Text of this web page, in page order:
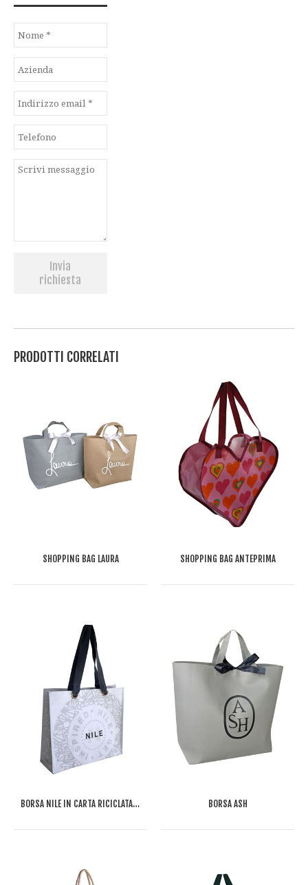
Invia
richiesta
PRODOTTI CORRELATI
SHOPPING BAG LAURA SHOPPING BAG ANTEPRIMA
BORSA NILE IN CARTA RICICLATA E PP BORSA ASH